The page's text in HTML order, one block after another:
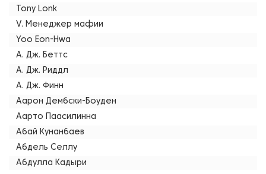
Tony Lonk
V. Менеджер мафии
Yoo Eon-Hwa
А. Дж. Беттс
А. Дж. Риддл
А. Дж. Финн
Аарон Дембски-Боуден
Аарто Паасилинна
Абай Кунанбаев
Абдель Селлу
Абдулла Кадыри